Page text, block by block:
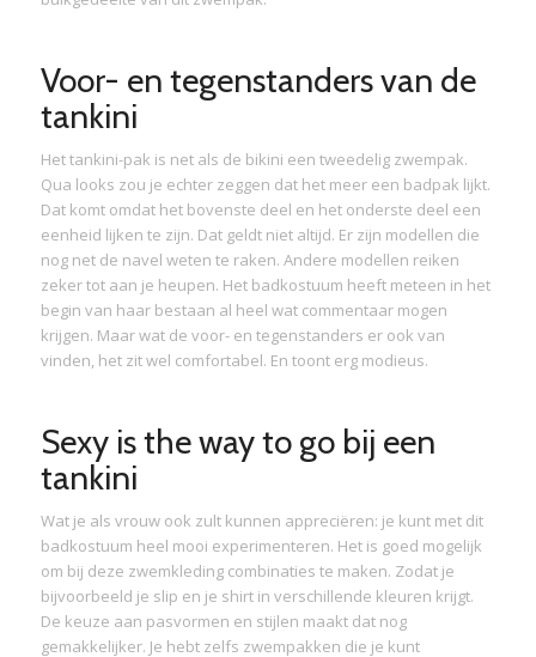
Voor- en tegenstanders van de
tankini
Het tankini-pak is net als de bikini een tweedelig zwempak.
Qua looks zou je echter zeggen dat het meer een badpak lijkt.
Dat komt omdat het bovenste deel en het onderste deel een
eenheid lijken te zijn. Dat geldt niet altijd. Er zijn modellen die
nog net de navel weten te raken. Andere modellen reiken
zeker tot aan je heupen. Het badkostuum heeft meteen in het
begin van haar bestaan al heel wat commentaar mogen
krijgen. Maar wat de voor- en tegenstanders er ook van
vinden, het zit wel comfortabel. En toont erg modieus.
Sexy is the way to go bij een
tankini
Wat je als vrouw ook zult kunnen appreciëren: je kunt met dit
badkostuum heel mooi experimenteren. Het is goed mogelijk
om bij deze zwemkleding combinaties te maken. Zodat je
bijvoorbeeld je slip en je shirt in verschillende kleuren krijgt.
De keuze aan pasvormen en stijlen maakt dat nog
gemakkelijker. Je hebt zelfs zwempakken die je kunt